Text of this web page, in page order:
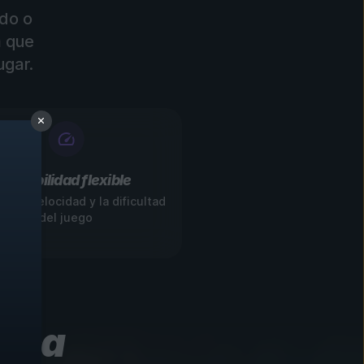
o
que
Jugabilidad flexible
la velocidad y la dificultad
del juego